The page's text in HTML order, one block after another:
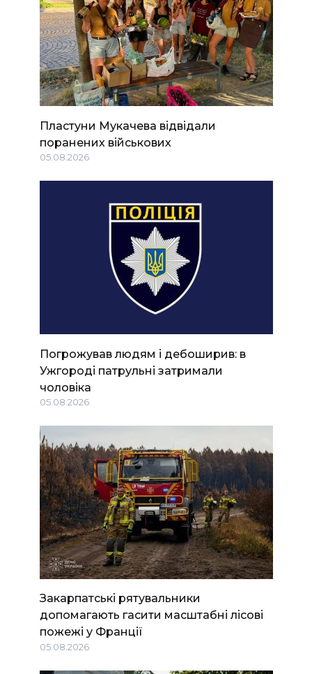
Пластуни Мукачева відвідали
поранених військових
05.08.2026
Погрожував людям і дебоширив: в
Ужгороді патрульні затримали
чоловіка
05.08.2026
Закарпатські рятувальники
допомагають гасити масштабні лісові
пожежі у Франції
05.08.2026